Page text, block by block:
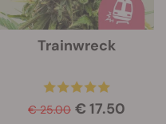
Trainwreck
€ 25.00 € 17.50